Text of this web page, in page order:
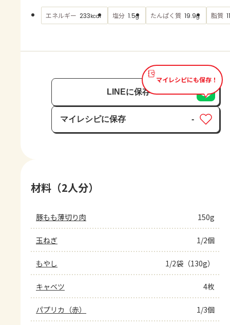
AJINOMOTO PARK とは
エネルギー 233kcal 塩分 1.5g たんぱく質 19.9g 脂質
マイレシピにも保存！
LINEに保存
マイレシピに保存
保存済み
-
材料（2人分）
豚もも薄切り肉 150g
玉ねぎ 1/2個
もやし 1/2袋（130g）
キャベツ 4枚
パプリカ（赤） 1/3個